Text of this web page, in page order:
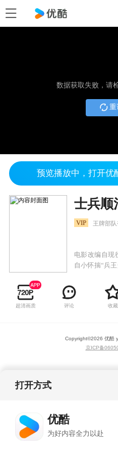
数据获取失败，请
重
预览播放中，打开优
VIP 王牌部
电影改编自现
自小怀揣“兵
困难重重，巅
突发武装冲突
赴战场。他
超清画质 评论 收藏
Copyright©2026 优酷
京ICP备
打开方式
优酷
为好内容全力以赴